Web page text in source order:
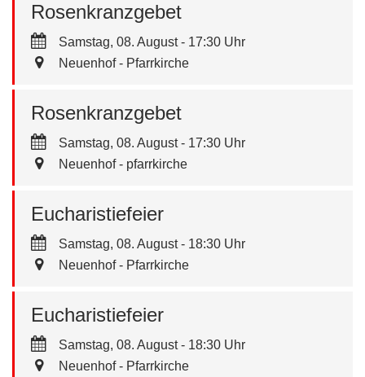
Samstag, 08. August - 17:30 Uhr
Neuenhof - Pfarrkirche
Rosenkranzgebet
Samstag, 08. August - 17:30 Uhr
Neuenhof - pfarrkirche
Rosenkranzgebet
Samstag, 08. August - 18:30 Uhr
Neuenhof - Pfarrkirche
Eucharistiefeier
Samstag, 08. August - 18:30 Uhr
Neuenhof - Pfarrkirche
Eucharistiefeier